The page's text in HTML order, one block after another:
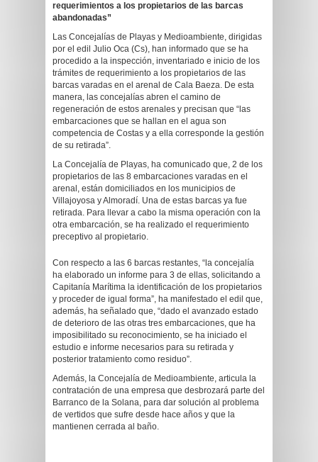
requerimientos a los propietarios de las barcas
abandonadas”
Las Concejalías de Playas y Medioambiente, dirigidas
por el edil Julio Oca (Cs), han informado que se ha
procedido a la inspección, inventariado e inicio de los
trámites de requerimiento a los propietarios de las
barcas varadas en el arenal de Cala Baeza. De esta
manera, las concejalías abren el camino de
regeneración de estos arenales y precisan que “las
embarcaciones que se hallan en el agua son
competencia de Costas y a ella corresponde la gestión
de su retirada”.
La Concejalía de Playas, ha comunicado que, 2 de los
propietarios de las 8 embarcaciones varadas en el
arenal, están domiciliados en los municipios de
Villajoyosa y Almoradí. Una de estas barcas ya fue
retirada. Para llevar a cabo la misma operación con la
otra embarcación, se ha realizado el requerimiento
preceptivo al propietario.
Con respecto a las 6 barcas restantes, “la concejalía
ha elaborado un informe para 3 de ellas, solicitando a
Capitanía Marítima la identificación de los propietarios
y proceder de igual forma”, ha manifestado el edil que,
además, ha señalado que, “dado el avanzado estado
de deterioro de las otras tres embarcaciones, que ha
imposibilitado su reconocimiento, se ha iniciado el
estudio e informe necesarios para su retirada y
posterior tratamiento como residuo”.
Además, la Concejalía de Medioambiente, articula la
contratación de una empresa que desbrozará parte del
Barranco de la Solana, para dar solución al problema
de vertidos que sufre desde hace años y que la
mantienen cerrada al baño.